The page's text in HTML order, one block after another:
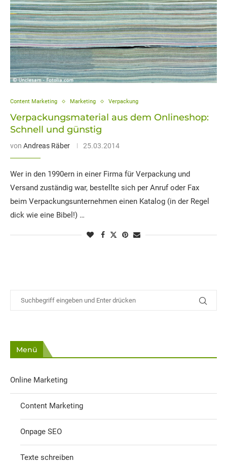
Content Marketing Marketing Verpackung
Verpackungsmaterial aus dem Onlineshop:
Schnell und günstig
von Andreas Räber 25.03.2014
Wer in den 1990ern in einer Firma für Verpackung und
Versand zuständig war, bestellte sich per Anruf oder Fax
beim Verpackungsunternehmen einen Katalog (in der Regel
dick wie eine Bibel!) …
Menü
Online Marketing
Content Marketing
Onpage SEO
Texte schreiben